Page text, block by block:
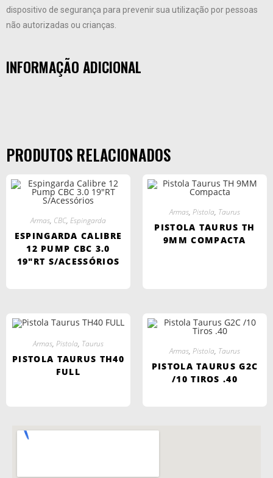
dispositivo de segurança para prevenir sua utilização por pessoas
não autorizadas ou crianças.
INFORMAÇÃO ADICIONAL
PRODUTOS RELACIONADOS
Armas, CBC, Espingarda
ESPINGARDA CALIBRE
12 PUMP CBC 3.0
19″RT S/ACESSÓRIOS
Armas, Pistola, Taurus
PISTOLA TAURUS TH
9MM COMPACTA
Armas, Pistola, Taurus
PISTOLA TAURUS TH40
FULL
Armas, Pistola, Taurus
PISTOLA TAURUS G2C
/10 TIROS .40